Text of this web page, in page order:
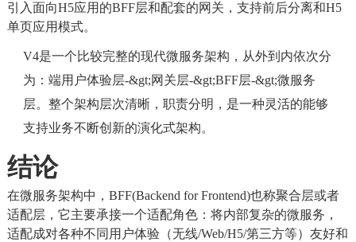
引入面向H5应用的BFF层和配套的网关，支持前后分离和H5
单页应用模式。
V4是一个比较完整的现代微服务架构，从外到内依次分
为：端用户体验层-&gt;网关层-&gt;BFF层-&gt;微服务
层。整个架构层次清晰，职责分明，是一种灵活的能够
支持业务不断创新的演化式架构。
结论
在微服务架构中，BFF(Backend for Frontend)也称聚合层或者
适配层，它主要承接一个适配角色：将内部复杂的微服务，
适配成对各种不同用户体验（无线/Web/H5/第三方等）友好和